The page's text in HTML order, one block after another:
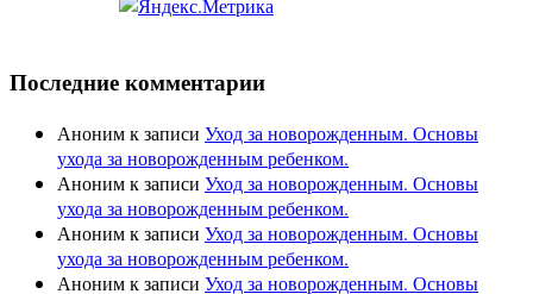
Последние комментарии
Анонимк записи Уход за новорожденным. Основы
ухода за новорожденным ребенком.
Анонимк записи Уход за новорожденным. Основы
ухода за новорожденным ребенком.
Анонимк записи Уход за новорожденным. Основы
ухода за новорожденным ребенком.
Анонимк записи Уход за новорожденным. Основы